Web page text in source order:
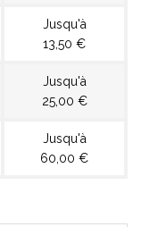
Jusqu'à
13,50 €
Jusqu'à
25,00 €
Jusqu'à
60,00 €